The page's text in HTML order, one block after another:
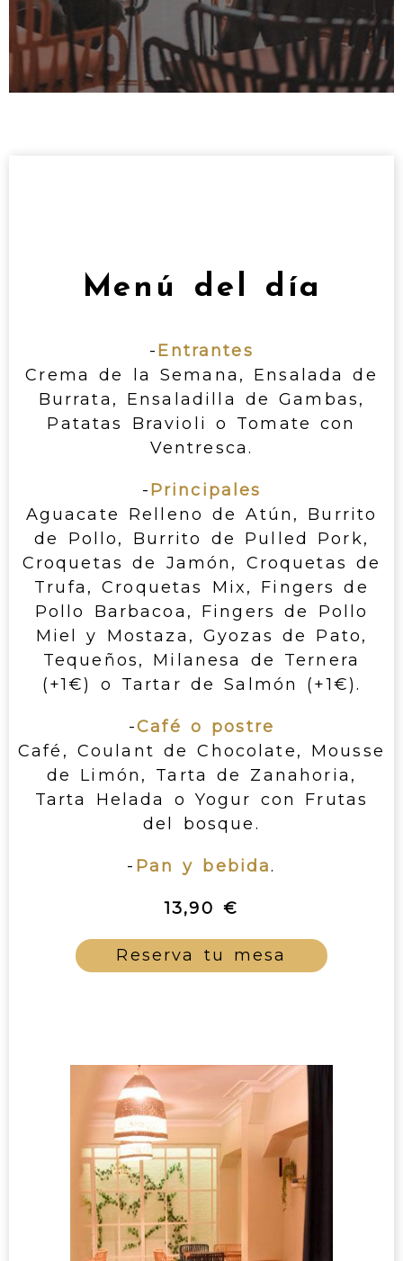
Menú del día
- Entrantes
Crema de la Semana, Ensalada de
Burrata, Ensaladilla de Gambas,
Patatas Bravioli o Tomate con
Ventresca.
- Principales
Aguacate Relleno de Atún, Burrito
de Pollo, Burrito de Pulled Pork,
Croquetas de Jamón, Croquetas de
Trufa, Croquetas Mix, Fingers de
Pollo Barbacoa, Fingers de Pollo
Miel y Mostaza, Gyozas de Pato,
Tequeños, Milanesa de Ternera
(+1€) o Tartar de Salmón (+1€).
-Café o postre
Café, Coulant de Chocolate, Mousse
de Limón, Tarta de Zanahoria,
Tarta Helada o Yogur con Frutas
del bosque.
- Pan y bebida.
13,90 €
Reserva tu mesa